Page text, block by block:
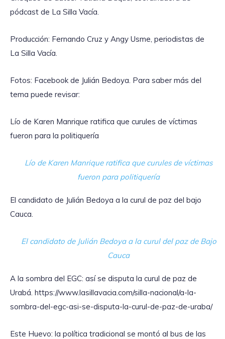
pódcast de La Silla Vacía.
Producción: Fernando Cruz y Angy Usme, periodistas de
La Silla Vacía.
Fotos: Facebook de Julián Bedoya. Para saber más del
tema puede revisar:
Lío de Karen Manrique ratifica que curules de víctimas
fueron para la politiquería
Lío de Karen Manrique ratifica que curules de víctimas
fueron para politiquería
El candidato de Julián Bedoya a la curul de paz del bajo
Cauca.
El candidato de Julián Bedoya a la curul del paz de Bajo
Cauca
A la sombra del EGC: así se disputa la curul de paz de
Urabá. https://www.lasillavacia.com/silla-nacional/a-la-
sombra-del-egc-asi-se-disputa-la-curul-de-paz-de-uraba/
Este Huevo: la política tradicional se montó al bus de las